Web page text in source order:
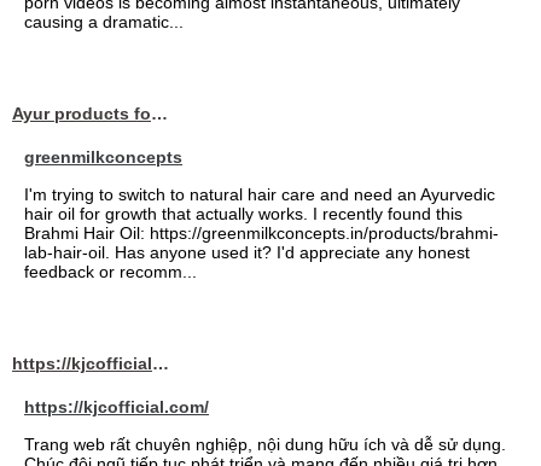
causing a dramatic...
Ayur products for hair
greenmilkconcepts
I'm trying to switch to natural hair care and need an Ayurvedic
hair oil for growth that actually works. I recently found this
Brahmi Hair Oil: https://greenmilkconcepts.in/products/brahmi-
lab-hair-oil. Has anyone used it? I'd appreciate any honest
feedback or recomm...
https://kjcofficial.com/
https://kjcofficial.com/
Trang web rất chuyên nghiệp, nội dung hữu ích và dễ sử dụng.